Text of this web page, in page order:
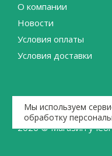
О компании
Новости
Условия оплаты
Условия доставки
2026 © Магазин
Мы используем
обработку